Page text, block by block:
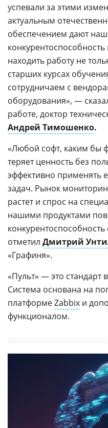
успевали за этими
актуальным
обеспечением дают
находить работу не
старших курсах
сотрудничаем с
оборудования», —
работе, доктор
Андрей Тимошенко.
«Любой софт, каким бы
теряет ценность без
эффективно применять
задач. Рынок
растет и спрос на
нашими продуктами
отметил Дмитрий
«Графиня».
«Пульт» — это стандарт
Система основана на
платформеZabbix и
функционалом.